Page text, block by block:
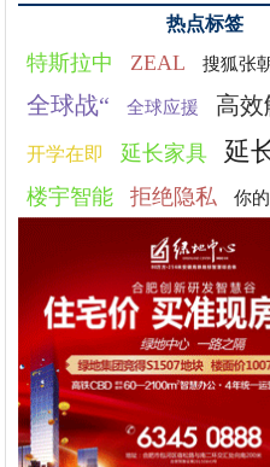
热点标签
特斯拉中 ZEAL 搜狐张
全球战“ 全球应援 高效
开学在即 延长家具 延
楼宇智能 拒绝隐私 你